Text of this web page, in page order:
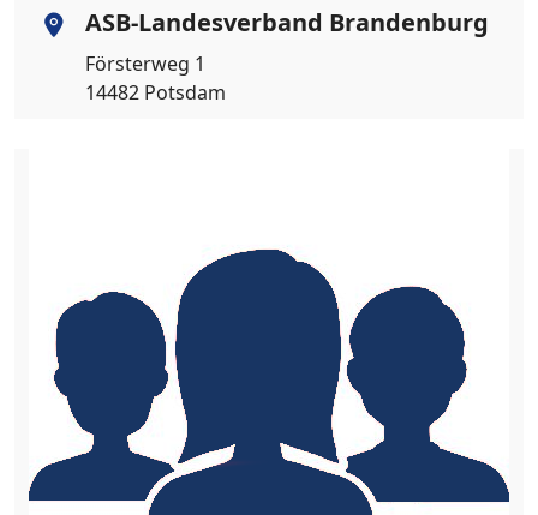
ASB-Landesverband Brandenburg
Försterweg 1
14482 Potsdam